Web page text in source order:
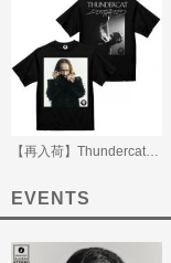
EVENTS